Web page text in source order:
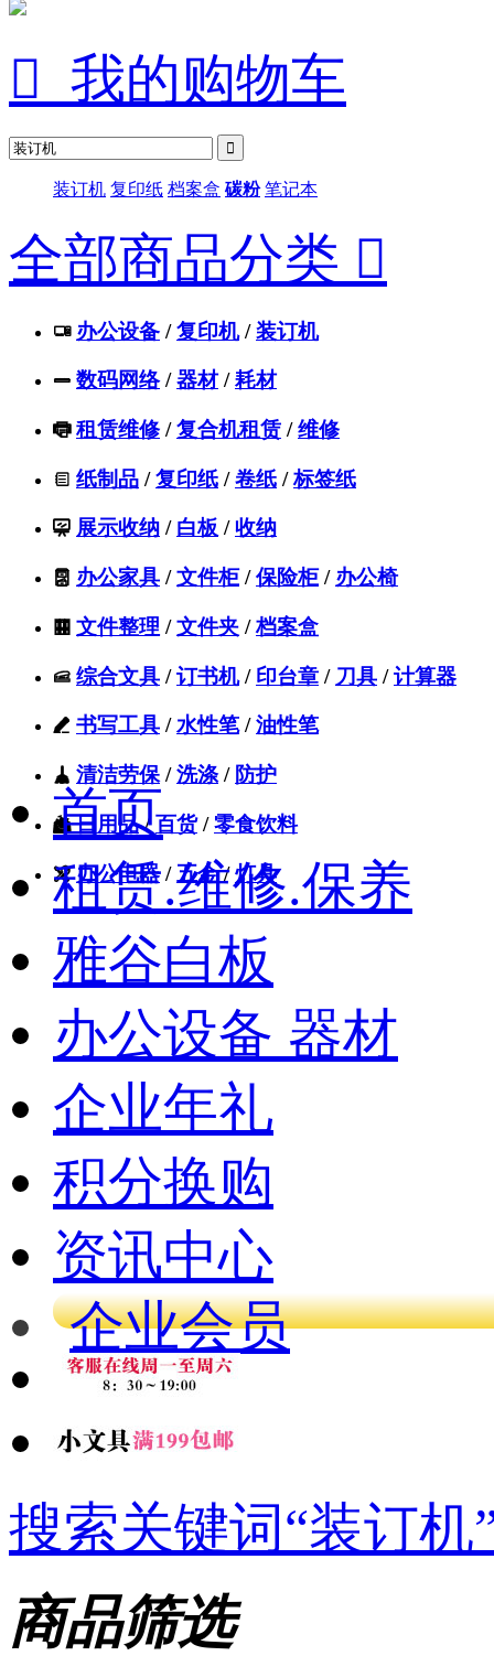
 我的购物车
装订机 复印纸 档案盒 碳粉 笔记本
全部商品分类 
 办公设备 / 复印机 / 装订机
 数码网络 / 器材 / 耗材
 租赁维修 / 复合机租赁 / 维修
 纸制品 / 复印纸 / 卷纸 / 标签纸
 展示收纳 / 白板 / 收纳
 办公家具 / 文件柜 / 保险柜 / 办公椅
 文件整理 / 文件夹 / 档案盒
 综合文具 / 订书机 / 印台章 / 刀具 / 计算器
 书写工具 / 水性笔 / 油性笔
 清洁劳保 / 洗涤 / 防护
 日用品 / 百货 / 零食饮料
 办公电器 / 五金 / 灯具
首页
租赁.维修.保养
雅谷白板
办公设备 器材
企业年礼
积分换购
资讯中心
企业会员
搜索关键词“装订机
商品筛选